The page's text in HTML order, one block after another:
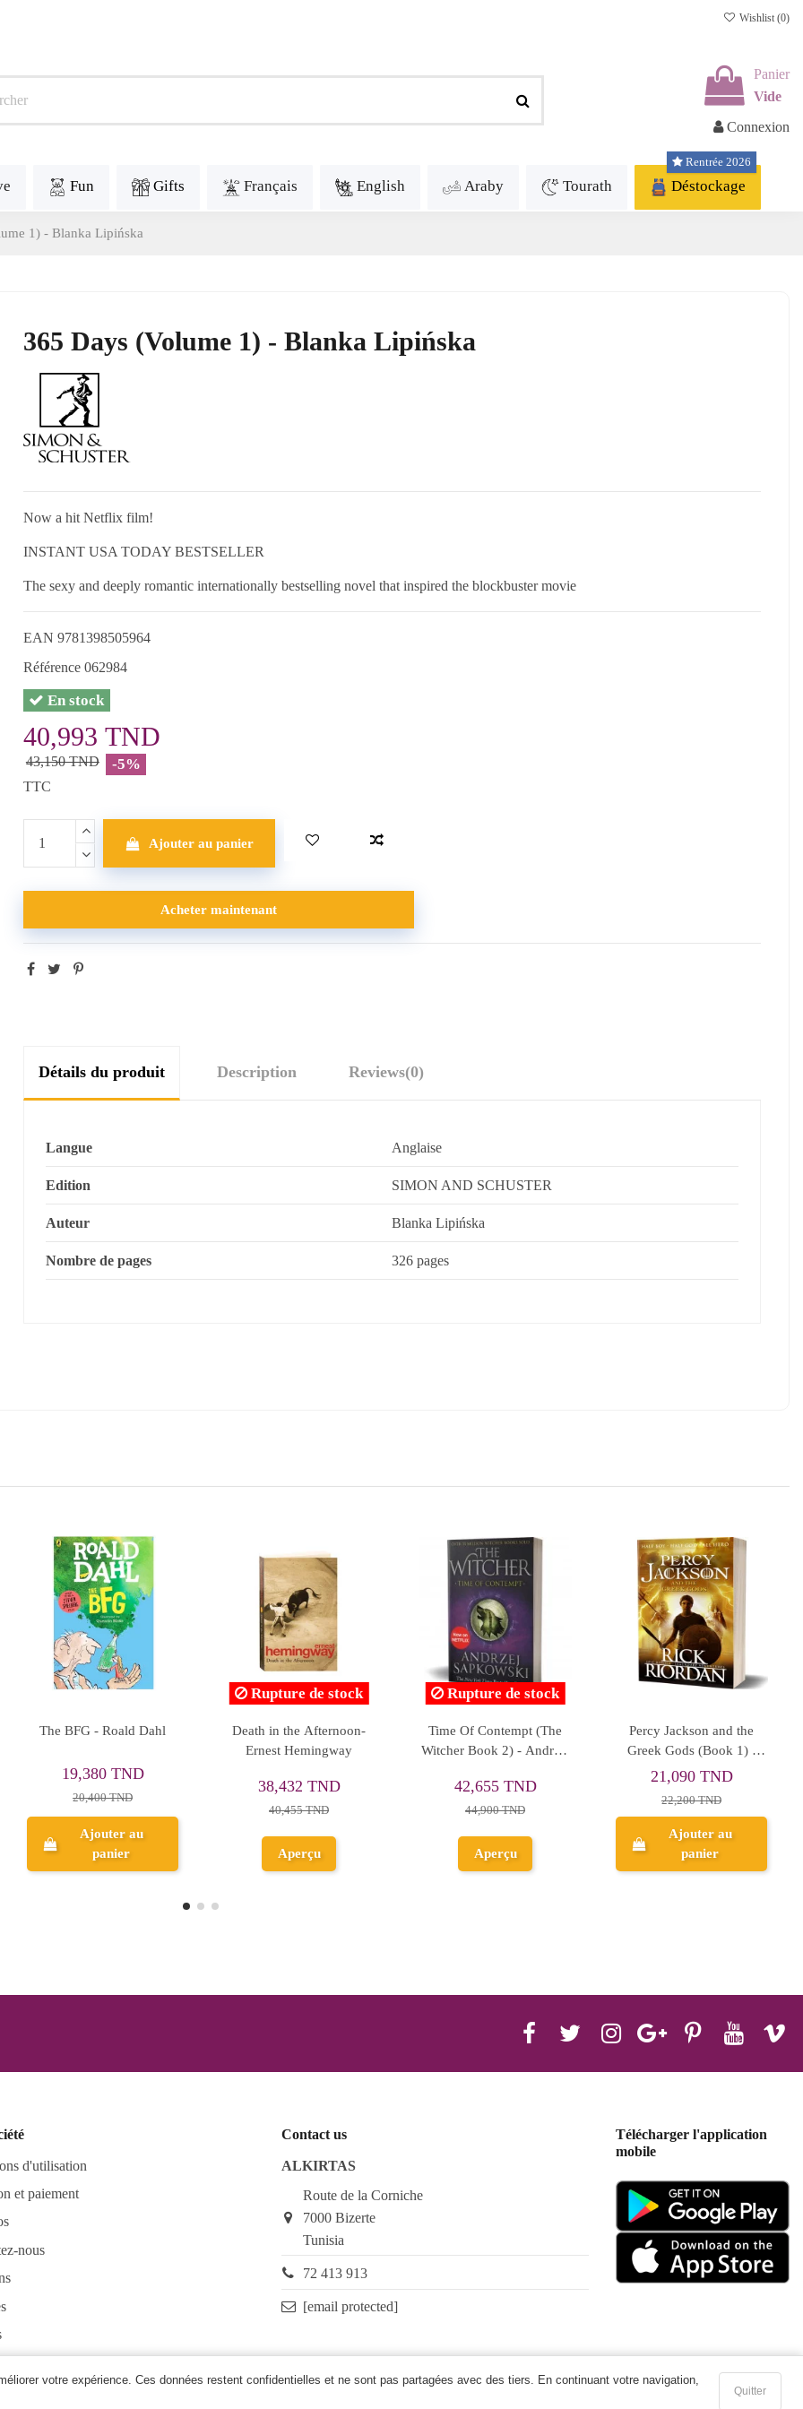
votre expérience. Ces données restent confidentielles et ne sont pas partagées avec des tiers. En continuant votre navigation,
Quitter
Wishlist (0)
Panier
Vide
Connexion
Fun Gifts Français English Araby Tourath Déstockage
Rentrée 2026
1) - Blanka Lipińska
365 Days (Volume 1) - Blanka Lipińska
Now a hit Netflix film!
INSTANT USA TODAY BESTSELLER
The sexy and deeply romantic internationally bestselling novel that inspired the blockbuster movie
EAN 9781398505964
Référence 062984
En stock
40,993 TND
43,150 TND -5%
TTC
Ajouter au panier
Acheter maintenant
Détails du produit Description Reviews(0)
Langue Anglaise
Edition SIMON AND SCHUSTER
Auteur Blanka Lipińska
Nombre de pages 326 pages
Mafi
The Secret Garden -
Frances Hodgson Burnett
15,770 TND
As You Like It - William
Shakespeare
16,625 TND
Tom Brown's Schooldays
& Tom Brown at Oxford -
16,625 TND
The Ballad Of
- Stephanie
52,250
d'utilisation
et paiement
nous
Contact us
ALKIRTAS
Route de la Corniche
7000 Bizerte
Tunisia
72 413 913
[email protected]
Télécharger l'application
mobile